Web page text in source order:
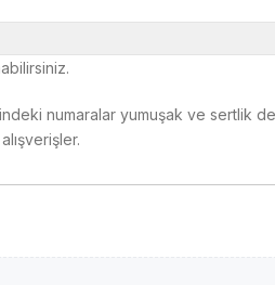
numaralar yumuşak ve sertlik